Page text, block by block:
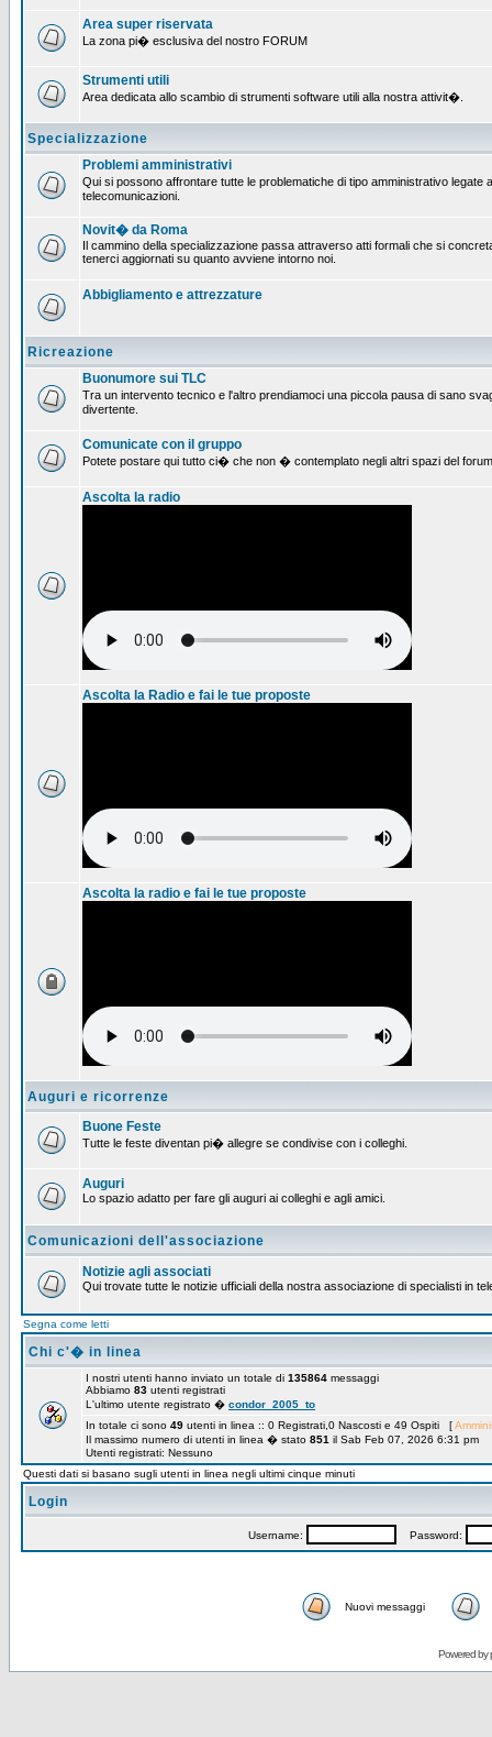
Area super riservata
La zona pi� esclusiva del nostro FORUM
Strumenti utili
Area dedicata allo scambio di strumenti software utili alla nostra attivit�.
Specializzazione
Problemi amministrativi
Qui si possono affrontare tutte le problematiche di tipo amministrativo
telecomunicazioni.
Novit� da Roma
Il cammino della specializzazione passa attraverso atti formali che si
tenerci aggiornati su quanto avviene intorno noi.
Abbigliamento e attrezzature
Ricreazione
Buonumore sui TLC
Tra un intervento tecnico e l'altro prendiamoci una piccola pausa di sano
divertente.
Comunicate con il gruppo
Potete postare qui tutto ci� che non � contemplato negli altri spazi del
Ascolta la radio
Ascolta la Radio e fai le tue proposte
Ascolta la radio e fai le tue proposte
Auguri e ricorrenze
Buone Feste
Tutte le feste diventan pi� allegre se condivise con i colleghi.
Auguri
Lo spazio adatto per fare gli auguri ai colleghi e agli amici.
Comunicazioni dell'associazione
Notizie agli associati
Qui trovate tutte le notizie ufficiali della nostra associazione di specialisti in
Segna come letti
Chi c'� in linea
I nostri utenti hanno inviato un totale di 135864 messaggi
Abbiamo 83 utenti registrati
L'ultimo utente registrato � condor_2005_to
In totale ci sono 49 utenti in linea :: 0 Registrati,0 Nascosti e 49 Ospiti [
Il massimo numero di utenti in linea � stato 851 il Sab Feb 07, 2026 6:31 pm
Utenti registrati: Nessuno
Questi dati si basano sugli utenti in linea negli ultimi cinque minuti
Login
Username: Password:
Nuovi messaggi
Powered by